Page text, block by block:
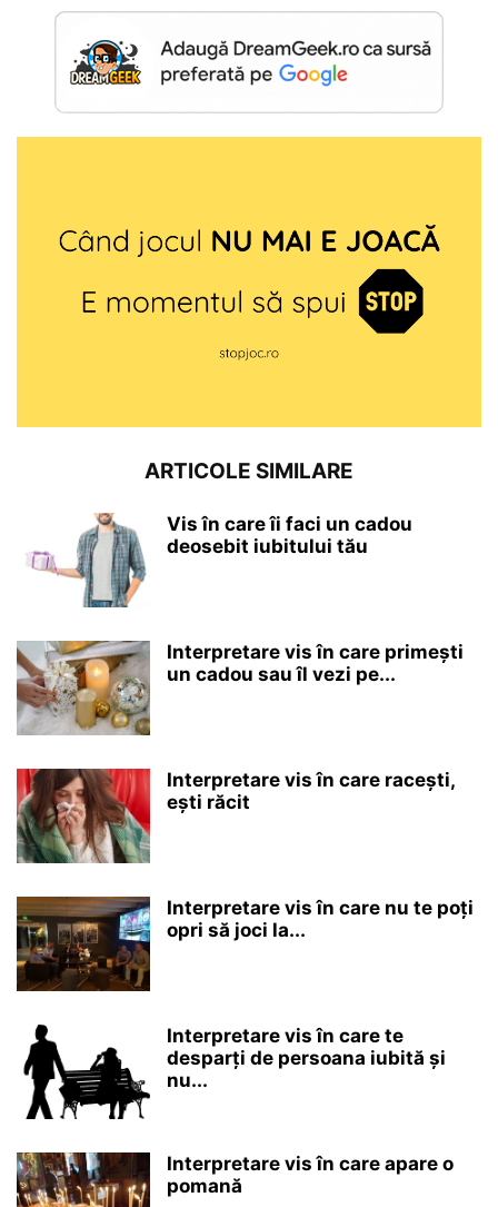
ARTICOLE SIMILARE
Vis în care îi faci un cadou
deosebit iubitului tău
Interpretare vis în care primești
un cadou sau îl vezi pe...
Interpretare vis în care racești,
ești răcit
Interpretare vis în care nu te poți
opri să joci la...
Interpretare vis în care te
desparți de persoana iubită și
nu...
Interpretare vis în care apare o
pomană